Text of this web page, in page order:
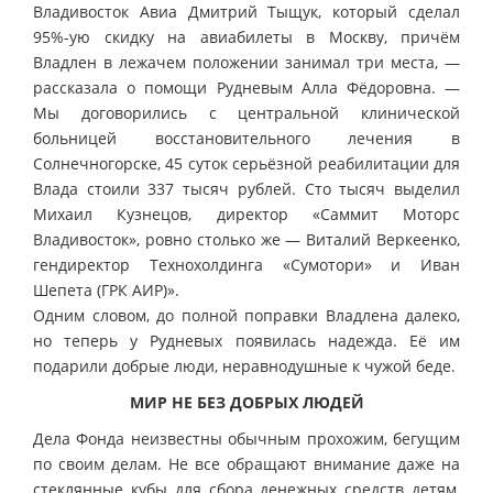
Владивосток Авиа Дмитрий Тыщук, который сделал
95%-ую скидку на авиабилеты в Москву, причём
Владлен в лежачем положении занимал три места, —
рассказала о помощи Рудневым Алла Фёдоровна. —
Мы договорились с центральной клинической
больницей восстановительного лечения в
Солнечногорске, 45 суток серьёзной реабилитации для
Влада стоили 337 тысяч рублей. Сто тысяч выделил
Михаил Кузнецов, директор «Саммит Моторс
Владивосток», ровно столько же — Виталий Веркеенко,
гендиректор Технохолдинга «Сумотори» и Иван
Шепета (ГРК АИР)».
Одним словом, до полной поправки Владлена далеко,
но теперь у Рудневых появилась надежда. Её им
подарили добрые люди, неравнодушные к чужой беде.
МИР НЕ БЕЗ ДОБРЫХ ЛЮДЕЙ
Дела Фонда неизвестны обычным прохожим, бегущим
по своим делам. Не все обращают внимание даже на
стеклянные кубы для сбора денежных средств детям,